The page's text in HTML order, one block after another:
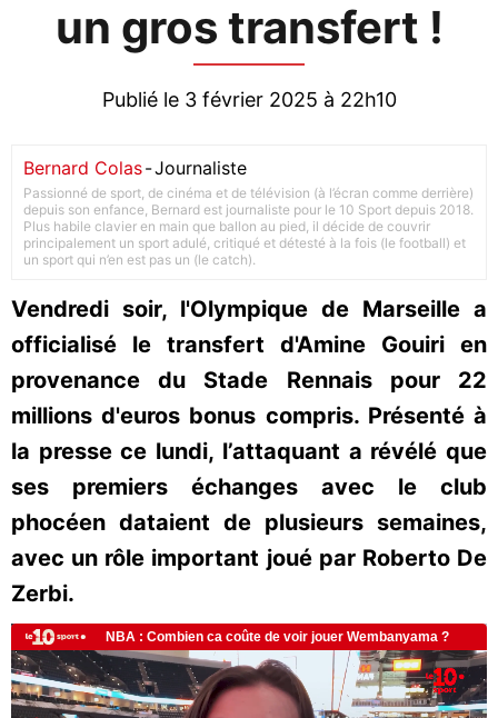
un gros transfert !
Publié le 3 février 2025 à 22h10
Bernard Colas-Journaliste
Passionné de sport, de cinéma et de télévision (à l’écran comme derrière)
depuis son enfance, Bernard est journaliste pour le 10 Sport depuis 2018.
Plus habile clavier en main que ballon au pied, il décide de couvrir
principalement un sport adulé, critiqué et détesté à la fois (le football) et
un sport qui n’en est pas un (le catch).
Vendredi soir, l'Olympique de Marseille a
officialisé le transfert d'Amine Gouiri en
provenance du Stade Rennais pour 22
millions d'euros bonus compris. Présenté à
la presse ce lundi, l’attaquant a révélé que
ses premiers échanges avec le club
phocéen dataient de plusieurs semaines,
avec un rôle important joué par Roberto De
Zerbi.